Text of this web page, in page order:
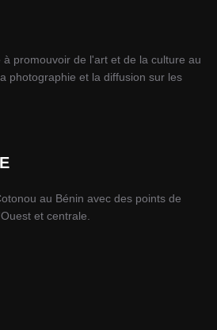
promouvoir de l'art et de la culture au
photographie et la diffusion sur les
au Bénin avec des points de
et centrale.